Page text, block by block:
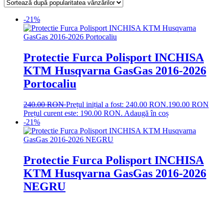
-21%
Protectie Furca Polisport INCHISA
KTM Husqvarna GasGas 2016-2026
Portocaliu
240.00RONPrețul inițial a fost: 240.00 RON.190.00 RON
Prețul curent este: 190.00 RON. Adaugă în coș
-21%
Protectie Furca Polisport INCHISA
KTM Husqvarna GasGas 2016-2026
NEGRU